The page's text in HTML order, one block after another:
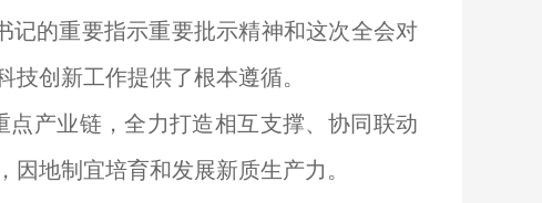
记的重要指示重要批示精神和这次全会对
创新工作提供了根本遵循。
点产业链，全力打造相互支撑、协同联动
因地制宜培育和发展新质生产力。